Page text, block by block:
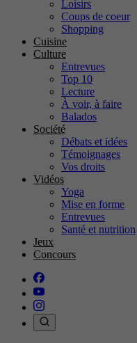
Loisirs
Coups de coeur
Shopping
Cuisine
Culture
Entrevues
Top 10
Lecture
À voir, à faire
Balados
Société
Débats et idées
Témoignages
Vos droits
Vidéos
Yoga
Mise en forme
Entrevues
Santé et nutrition
Jeux
Concours